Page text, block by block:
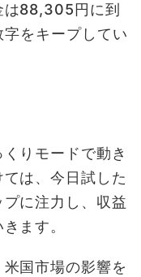
は88,305円に到
をキープしてい
りモードで動き
は、今日試した
に注力し、収益
ます。
国市場の影響を